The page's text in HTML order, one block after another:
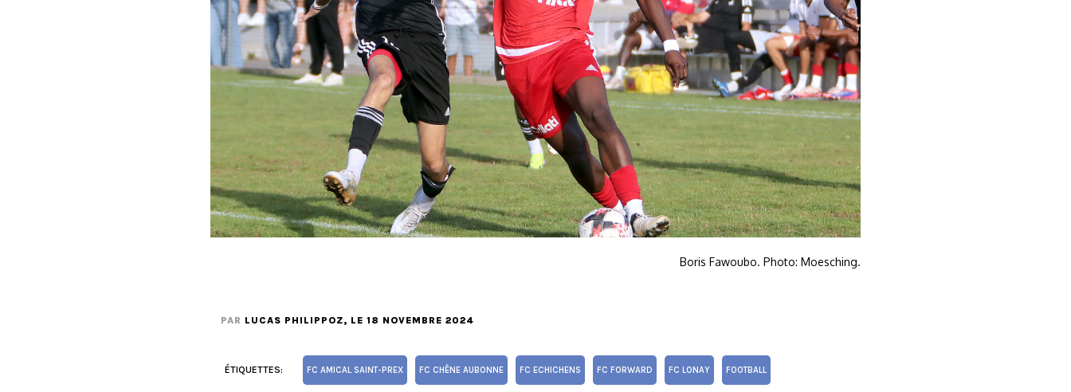
Boris Fawoubo. Photo: Moesching.
PAR LUCAS PHILIPPOZ, LE 18 NOVEMBRE 2024
ÉTIQUETTES: FC AMICAL SAINT-PREX FC CHÊNE AUBONNE FC ECHICHENS FC FORWARD FC LONAY FOOTBALL